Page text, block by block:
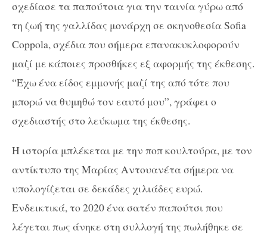
σχεδίασε τα παπούτσια για την ταινία γύρω από
τη ζωή της γαλλίδας μονάρχη σε σκηνοθεσία Sofia
Coppola, σχέδια που σήμερα επανακυκλοφορούν
μαζί με κάποιες προσθήκες εξ αφορμής της έκθεσης.
“Έχω ένα είδος εμμονής μαζί της από τότε που
μπορώ να θυμηθώ τον εαυτό μου”, γράφει ο
σχεδιαστής στο λεύκωμα της έκθεσης.
Η ιστορία μπλέκεται με την ποπ κουλτούρα, με τον
αντίκτυπο της Μαρίας Αντουανέτα σήμερα να
υπολογίζεται σε δεκάδες χιλιάδες ευρώ.
Ενδεικτικά, το 2020 ένα σατέν παπούτσι που
λέγεται πως άνηκε στη συλλογή της πωλήθηκε σε